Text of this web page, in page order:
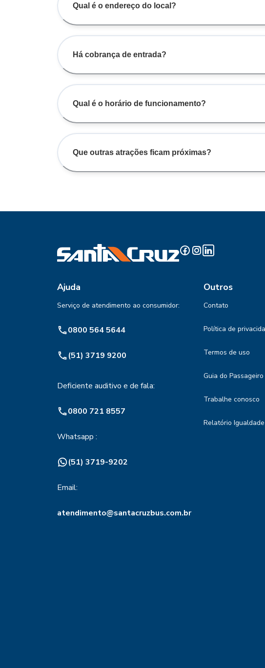
Qual é o endereço do local?
Há cobrança de entrada?
Qual é o horário de funcionamento?
Que outras atrações ficam próximas?
Ajuda
Serviço de atendimento ao consumidor:
0800 564 5644
(51) 3719 9200
Deficiente auditivo e de fala:
0800 721 8557
Whatsapp :
(51) 3719-9202
Email:
atendimento@santacruzbus.com.br
Outros
Contato
Política de
Termos de uso
Guia do Passageiro
Trabalhe conosco
Relatório